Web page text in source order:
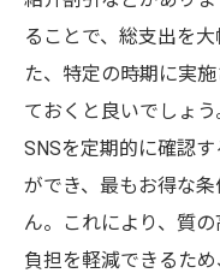
ることで、総支出を
た、特定の時期に実
ておくと良いでしょ
SNSを定期的に確認
ができ、最もお得な
ん。これにより、質
負担を軽減できるた